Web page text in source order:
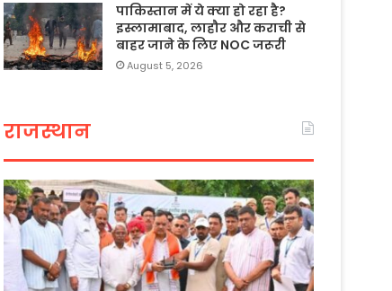
पाकिस्तान में ये क्या हो रहा है?
इस्लामाबाद, लाहौर और कराची से
बाहर जाने के लिए NOC जरूरी
August 5, 2026
राजस्थान